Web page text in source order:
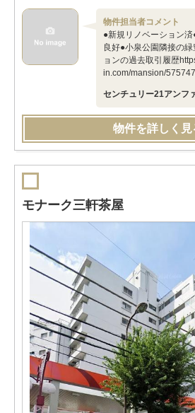
物件担当者コメント
●新規リノベーション
良好●小泉公園隣接の
ョンの過去取引履歴
in.com/mansion/
センチュリー21アンフ
物件を詳しく見
モナーク三軒茶屋